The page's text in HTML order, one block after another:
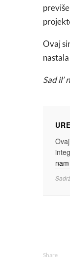
Ovaj
Sad il’
Share